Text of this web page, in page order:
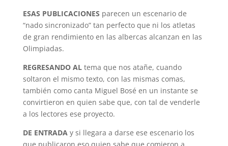
ESAS PUBLICACIONES parecen un escenario de
“nado sincronizado” tan perfecto que ni los atletas
de gran rendimiento en las albercas alcanzan en las
Olimpiadas.
REGRESANDO ALtema que nos atañe, cuando
soltaron el mismo texto, con las mismas comas,
también como canta Miguel Bosé en un instante se
convirtieron en quien sabe que, con tal de venderle
a los lectores ese proyecto.
DE ENTRADA y si llegara a darse ese escenario los